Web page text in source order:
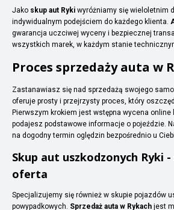
Jako skup aut Ryki wyróżniamy się wieloletnim
indywidualnym podejściem do każdego klienta.
gwarancja uczciwej wyceny i bezpiecznej
wszystkich marek, w każdym stanie
Proces sprzedaży auta w
Zastanawiasz się nad sprzedażą swojego
oferuje prosty i przejrzysty proces, który
Pierwszym krokiem jest wstępna wycena
podajesz podstawowe informacje o pojeździe.
na dogodny termin oględzin bezpośrednio u
Skup aut uszkodzonych Ryki -
oferta
Specjalizujemy się również w skupie pojazdów
powypadkowych. Sprzedaż auta w Rykach jest